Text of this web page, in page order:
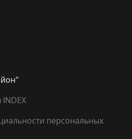
INDEX
персональных